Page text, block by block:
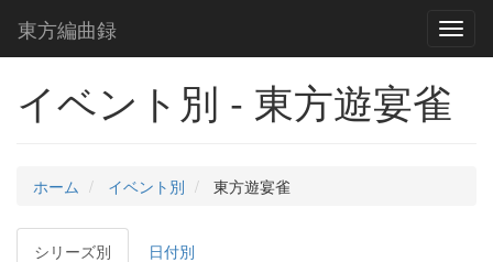
東方編曲録
イベント別 - 東方遊宴雀
ホーム イベント別 東方遊宴雀
シリーズ別 日付別